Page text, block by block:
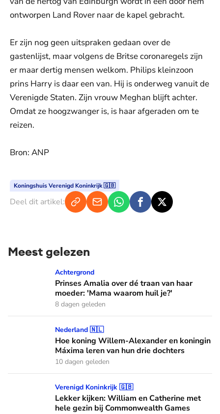
ontworpen Land Rover naar de kapel gebracht.
Er zijn nog geen uitspraken gedaan over de
gastenlijst, maar volgens de Britse coronaregels zijn
er maar dertig mensen welkom. Philips kleinzoon
prins Harry is daar een van. Hij is onderweg vanuit de
Verenigde Staten. Zijn vrouw Meghan blijft achter.
Omdat ze hoogzwanger is, is haar afgeraden om te
reizen.
Bron: ANP
Koningshuis Verenigd Koninkrijk 🇬🇧
Deel dit artikel:
Meest gelezen
Prinses Amalia over dé traan van haar moeder: 'Mama
Achtergrond
Prinses Amalia over dé traan van haar
moeder: 'Mama waarom huil je?'
8 dagen geleden
Hoe koning Willem-Alexander en koningin Máxima leren
Nederland 🇳🇱
Hoe koning Willem-Alexander en koningin
Máxima leren van hun drie dochters
10 dagen geleden
Lekker kijken: William en Catherine met hele gezin bij
Verenigd Koninkrijk 🇬🇧
Lekker kijken: William en Catherine met
hele gezin bij Commonwealth Games